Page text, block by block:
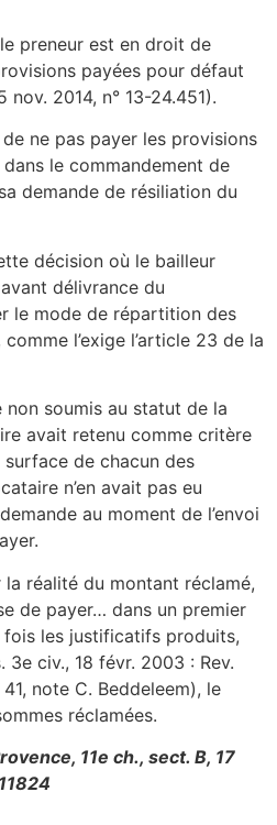
preneur est en droit de
payées pour défaut
nov. 2014, n° 13-24.451).
ne pas payer les provisions
le commandement de
demande de résiliation du
décision où le bailleur
délivrance du
le mode de répartition des
l’exige l’article 23 de la
non soumis au statut de la
avait retenu comme critère
de chacun des
n’en avait pas eu
au moment de l’envoi
réalité du montant réclamé,
de payer… dans un premier
fois les justificatifs produits,
3e civ., 18 févr. 2003 : Rev.
note C. Beddeleem), le
réclamées.
11e ch., sect. B, 17